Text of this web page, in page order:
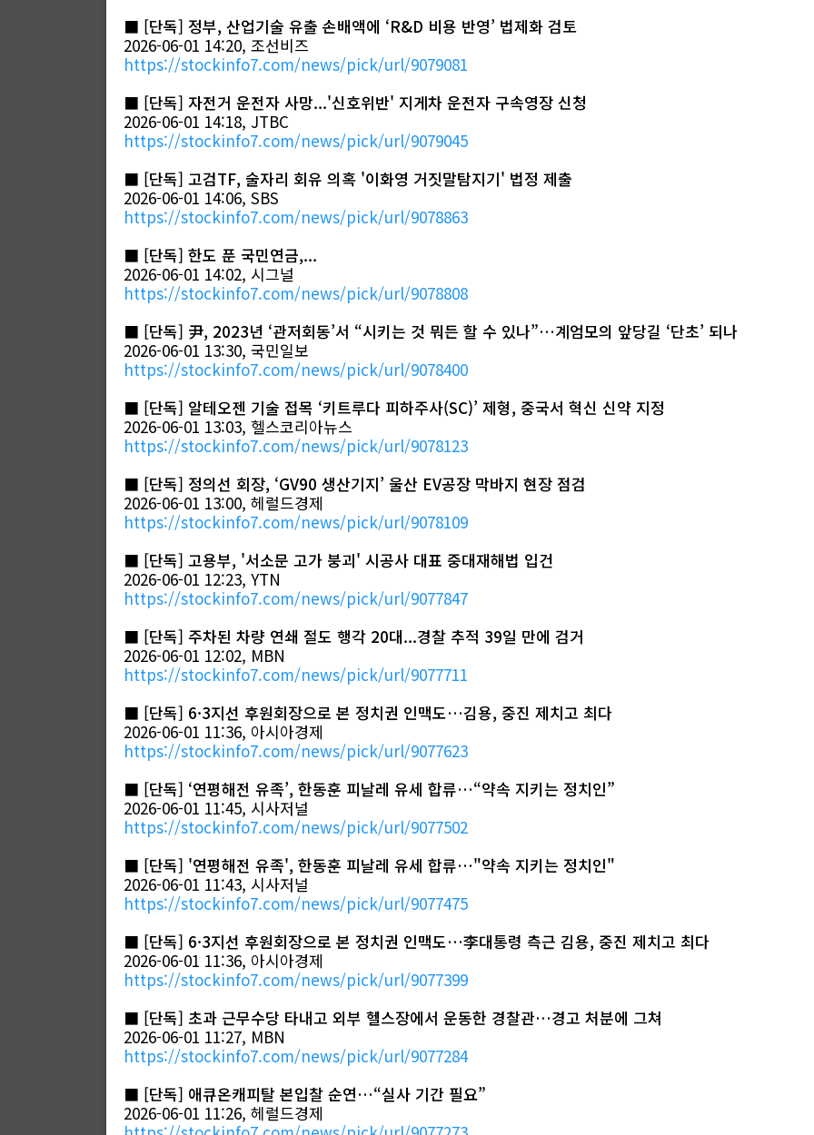
■ [단독] 정부, 산업기술 유출 손배액에 ‘R&D 비용 반영’ 법제화 검토
2026-06-01 14:20, 조선비즈
https://stockinfo7.com/news/pick/url/9079081
■ [단독] 자전거 운전자 사망...'신호위반' 지게차 운전자 구속영장 신청
2026-06-01 14:18, JTBC
https://stockinfo7.com/news/pick/url/9079045
■ [단독] 고검TF, 술자리 회유 의혹 '이화영 거짓말탐지기' 법정 제출
2026-06-01 14:06, SBS
https://stockinfo7.com/news/pick/url/9078863
■ [단독] 한도 푼 국민연금,...
2026-06-01 14:02, 시그널
https://stockinfo7.com/news/pick/url/9078808
■ [단독] 尹, 2023년 ‘관저회동’서 “시키는 것 뭐든 할 수 있나”…계엄모의 앞당길 ‘단초’ 되나
2026-06-01 13:30, 국민일보
https://stockinfo7.com/news/pick/url/9078400
■ [단독] 알테오젠 기술 접목 ‘키트루다 피하주사(SC)’ 제형, 중국서 혁신 신약 지정
2026-06-01 13:03, 헬스코리아뉴스
https://stockinfo7.com/news/pick/url/9078123
■ [단독] 정의선 회장, ‘GV90 생산기지’ 울산 EV공장 막바지 현장 점검
2026-06-01 13:00, 헤럴드경제
https://stockinfo7.com/news/pick/url/9078109
■ [단독] 고용부, '서소문 고가 붕괴' 시공사 대표 중대재해법 입건
2026-06-01 12:23, YTN
https://stockinfo7.com/news/pick/url/9077847
■ [단독] 주차된 차량 연쇄 절도 행각 20대...경찰 추적 39일 만에 검거
2026-06-01 12:02, MBN
https://stockinfo7.com/news/pick/url/9077711
■ [단독] 6·3지선 후원회장으로 본 정치권 인맥도…김용, 중진 제치고 최다
2026-06-01 11:36, 아시아경제
https://stockinfo7.com/news/pick/url/9077623
■ [단독] ‘연평해전 유족’, 한동훈 피날레 유세 합류…“약속 지키는 정치인”
2026-06-01 11:45, 시사저널
https://stockinfo7.com/news/pick/url/9077502
■ [단독] '연평해전 유족', 한동훈 피날레 유세 합류…"약속 지키는 정치인"
2026-06-01 11:43, 시사저널
https://stockinfo7.com/news/pick/url/9077475
■ [단독] 6·3지선 후원회장으로 본 정치권 인맥도…李대통령 측근 김용, 중진 제치고 최다
2026-06-01 11:36, 아시아경제
https://stockinfo7.com/news/pick/url/9077399
■ [단독] 초과 근무수당 타내고 외부 헬스장에서 운동한 경찰관…경고 처분에 그쳐
2026-06-01 11:27, MBN
https://stockinfo7.com/news/pick/url/9077284
■ [단독] 애큐온캐피탈 본입찰 순연…“실사 기간 필요”
2026-06-01 11:26, 헤럴드경제